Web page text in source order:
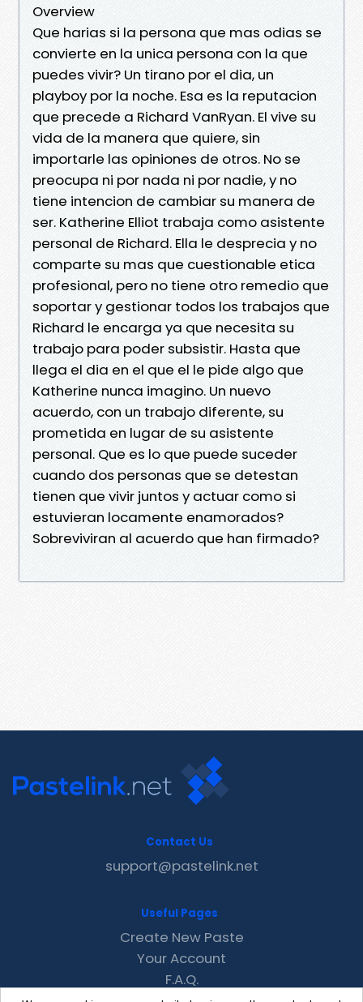
Overview
Que harias si la persona que mas odias se
convierte en la unica persona con la que
puedes vivir? Un tirano por el dia, un
playboy por la noche. Esa es la reputacion
que precede a Richard VanRyan. El vive su
vida de la manera que quiere, sin
importarle las opiniones de otros. No se
preocupa ni por nada ni por nadie, y no
tiene intencion de cambiar su manera de
ser. Katherine Elliot trabaja como asistente
personal de Richard. Ella le desprecia y no
comparte su mas que cuestionable etica
profesional, pero no tiene otro remedio que
soportar y gestionar todos los trabajos que
Richard le encarga ya que necesita su
trabajo para poder subsistir. Hasta que
llega el dia en el que el le pide algo que
Katherine nunca imagino. Un nuevo
acuerdo, con un trabajo diferente, su
prometida en lugar de su asistente
personal. Que es lo que puede suceder
cuando dos personas que se detestan
tienen que vivir juntos y actuar como si
estuvieran locamente enamorados?
Sobreviviran al acuerdo que han firmado?
Contact Us
support@pastelink.net
Useful Pages
Create New Paste
Your Account
F.A.Q.